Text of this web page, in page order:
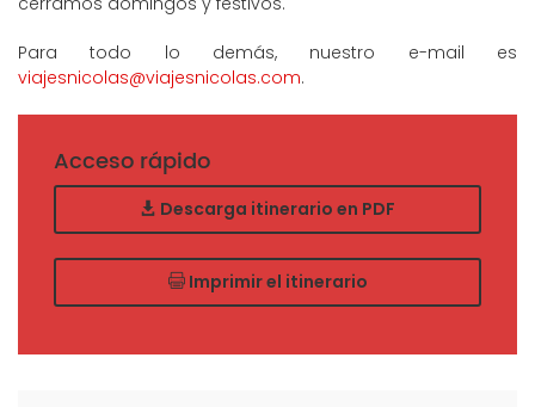
Para todo lo demás, nuestro e-mail es
viajesnicolas@viajesnicolas.com.
Acceso rápido
Descarga itinerario en PDF
Imprimir el itinerario